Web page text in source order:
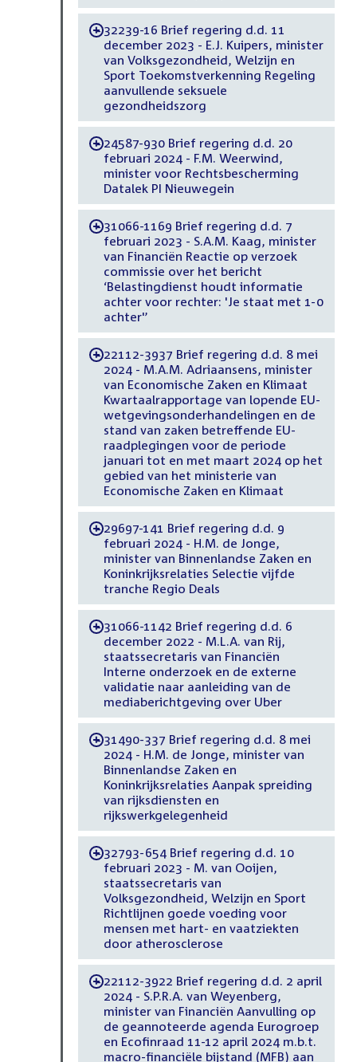
-32239-16 Brief regering d.d. 11
december 2023 - E.J. Kuipers, minister
van Volksgezondheid, Welzijn en
Sport Toekomstverkenning Regeling
aanvullende seksuele
gezondheidszorg
-24587-930 Brief regering d.d. 20
februari 2024 - F.M. Weerwind,
minister voor Rechtsbescherming
Datalek PI Nieuwegein
-31066-1169 Brief regering d.d. 7
februari 2023 - S.A.M. Kaag, minister
van Financiën Reactie op verzoek
commissie over het bericht
‘Belastingdienst houdt informatie
achter voor rechter: 'Je staat met 1-0
achter'’
-22112-3937 Brief regering d.d. 8 mei
2024 - M.A.M. Adriaansens, minister
van Economische Zaken en Klimaat
Kwartaalrapportage van lopende EU-
wetgevingsonderhandelingen en de
stand van zaken betreffende EU-
raadplegingen voor de periode
januari tot en met maart 2024 op het
gebied van het ministerie van
Economische Zaken en Klimaat
-29697-141 Brief regering d.d. 9
februari 2024 - H.M. de Jonge,
minister van Binnenlandse Zaken en
Koninkrijksrelaties Selectie vijfde
tranche Regio Deals
-31066-1142 Brief regering d.d. 6
december 2022 - M.L.A. van Rij,
staatssecretaris van Financiën
Interne onderzoek en de externe
validatie naar aanleiding van de
mediaberichtgeving over Uber
-31490-337 Brief regering d.d. 8 mei
2024 - H.M. de Jonge, minister van
Binnenlandse Zaken en
Koninkrijksrelaties Aanpak spreiding
van rijksdiensten en
rijkswerkgelegenheid
-32793-654 Brief regering d.d. 10
februari 2023 - M. van Ooijen,
staatssecretaris van
Volksgezondheid, Welzijn en Sport
Richtlijnen goede voeding voor
mensen met hart- en vaatziekten
door atherosclerose
-22112-3922 Brief regering d.d. 2 april
2024 - S.P.R.A. van Weyenberg,
minister van Financiën Aanvulling op
de geannoteerde agenda Eurogroep
en Ecofinraad 11-12 april 2024 m.b.t.
macro-financiële bijstand (MFB) aan